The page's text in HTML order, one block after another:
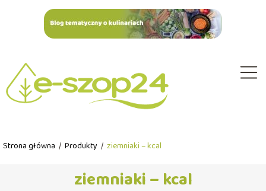
Strona główna / Produkty / ziemniaki – kcal
ziemniaki – kcal